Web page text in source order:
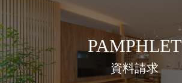
PAMPHLET
資料請求